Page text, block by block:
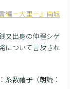
編－大里－』南城
又出身の仲程シゲ
について言及され
数禧子（朗読：